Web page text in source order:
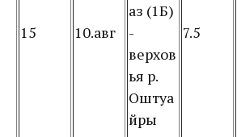
15 10.авг
аз (1Б)
-
верхов
ья р.
Оштуа
йры
7.5